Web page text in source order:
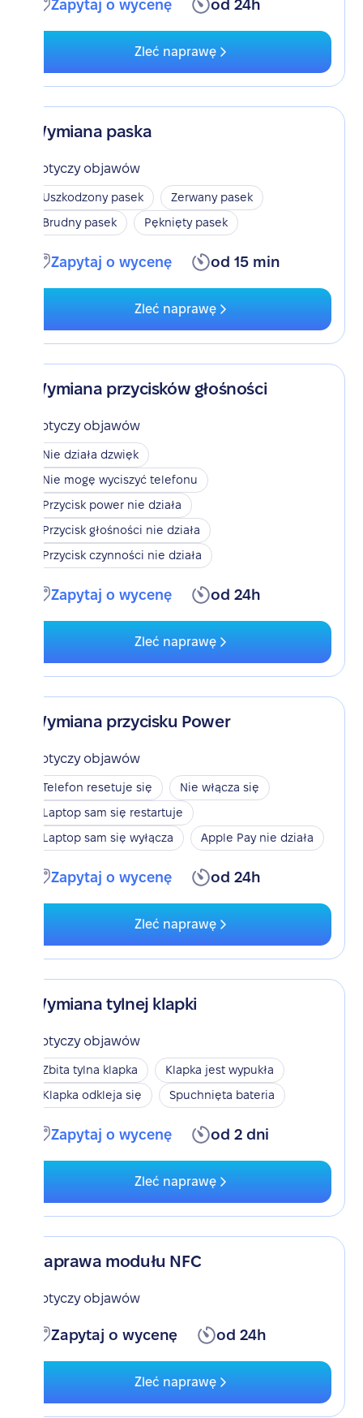
Zapytaj o wycenę od 24h
Zleć naprawę
Wymiana paska
Dotyczy objawów
Uszkodzony pasek
Zerwany pasek
Brudny pasek
Pęknięty pasek
Zapytaj o wycenę od 15 min
Zleć naprawę
Wymiana przycisków głośności
Dotyczy objawów
Nie działa dzwięk
Nie mogę wyciszyć telefonu
Przycisk power nie działa
Przycisk głośności nie działa
Przycisk czynności nie działa
Zapytaj o wycenę od 24h
Zleć naprawę
Wymiana przycisku Power
Dotyczy objawów
Telefon resetuje się
Nie włącza się
Laptop sam się restartuje
Laptop sam się wyłącza
Apple Pay nie działa
Zapytaj o wycenę od 24h
Zleć naprawę
Wymiana tylnej klapki
Dotyczy objawów
Zbita tylna klapka
Klapka jest wypukła
Klapka odkleja się
Spuchnięta bateria
Zapytaj o wycenę od 2 dni
Zleć naprawę
Naprawa modułu NFC
Dotyczy objawów
Zapytaj o wycenę od 24h
Zleć naprawę